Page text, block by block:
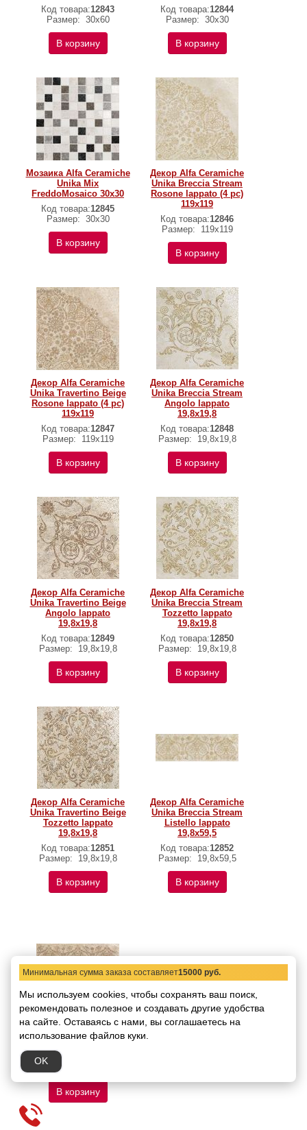
Код товара:12843
Размер: 30х60
В корзину
Код товара:12844
Размер: 30х30
В корзину
Мозаика Alfa Ceramiche
Unika Mix
FreddoMosaico 30х30
Код товара:12845
Размер: 30х30
В корзину
Декор Alfa Ceramiche
Unika Breccia Stream
Rosone lappato (4 pc)
119х119
Код товара:12846
Размер:
119х119
В корзину
Декор Alfa Ceramiche
Unika Travertino Beige
Rosone lappato (4 pc)
119х119
Код товара:12847
Размер:
119х119
В корзину
Декор Alfa Ceramiche
Unika Breccia Stream
Angolo lappato
19,8x19,8
Код товара:12848
Размер:
19,8x19,8
В корзину
Декор Alfa Ceramiche
Unika Travertino Beige
Angolo lappato
19,8x19,8
Код товара:12849
Размер:
19,8x19,8
В корзину
Декор Alfa Ceramiche
Unika Breccia Stream
Tozzetto lappato
19,8x19,8
Код товара:12850
Размер:
19,8x19,8
В корзину
Декор Alfa Ceramiche
Unika Travertino Beige
Tozzetto lappato
19,8x19,8
Код товара:12851
Размер:
19,8x19,8
В корзину
Декор Alfa Ceramiche
Unika Breccia Stream
Listello lappato
19,8x59,5
Код товара:12852
Размер:
19,8x59,5
В корзину
Декор Alfa Ceramiche
Unika Travertino Beige
Listello lappato
19,8x59,5
Код товара:
Размер:
В корзину
Минимальная сумма заказа составляет15000 руб.
Мы используем cookies, чтобы сохранять ваш поиск,
рекомендовать полезное и создавать другие удобства
на сайте. Оставаясь с нами, вы соглашаетесь на
использование файлов куки.
OK